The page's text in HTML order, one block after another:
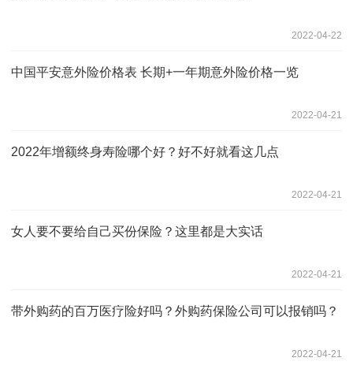
2022-04-22
中国平安意外险价格表 长期+一年期意外险价格一览
2022-04-21
2022年增额终身寿险哪个好？好不好就看这几点
2022-04-21
女人要不要给自己买份保险？这里都是大实话
2022-04-21
带外购药的百万医疗险好吗？外购药保险公司可以报销吗？
2022-04-21